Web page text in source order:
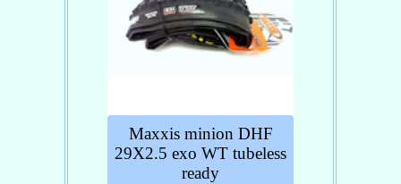
utilisation : vtt
Section - 2.50
TB00112100
Maxxis minion DHF
29X2.5 exo WT tubeless
ready